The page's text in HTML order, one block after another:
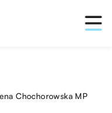
Chochorowska MP